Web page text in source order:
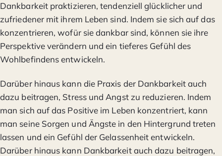
Dankbarkeit praktizieren, tendenziell glücklicher und
zufriedener mit ihrem Leben sind. Indem sie sich auf das
konzentrieren, wofür sie dankbar sind, können sie ihre
Perspektive verändern und ein tieferes Gefühl des
Wohlbefindens entwickeln.
Darüber hinaus kann die Praxis der Dankbarkeit auch
dazu beitragen, Stress und Angst zu reduzieren. Indem
man sich auf das Positive im Leben konzentriert, kann
man seine Sorgen und Ängste in den Hintergrund treten
lassen und ein Gefühl der Gelassenheit entwickeln.
Darüber hinaus kann Dankbarkeit auch dazu beitragen,